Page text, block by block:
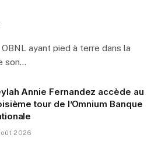
OBNL ayant pied à terre dans la
son…
Annie Fernandez accède au
tour de l’Omnium Banque
2026